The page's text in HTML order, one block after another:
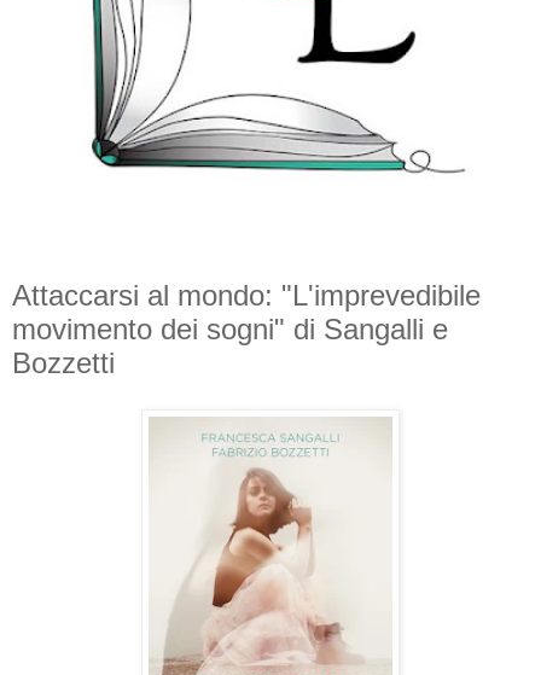
Attaccarsi al mondo: "L'imprevedibile
movimento dei sogni" di Sangalli e
Bozzetti